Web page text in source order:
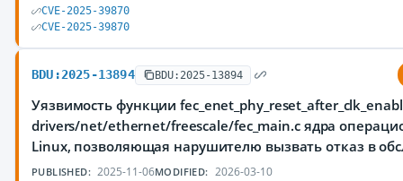
CVE-2025-39870
CVE-2025-39870
BDU:2025-13894 BDU:2025-13894
Уязвимость функции
drivers/net/ethernet/freescale/fec_main.c ядра
Linux, позволяющая нарушителю вызвать отказ в
PUBLISHED: 2025-11-06MODIFIED: 2026-03-10